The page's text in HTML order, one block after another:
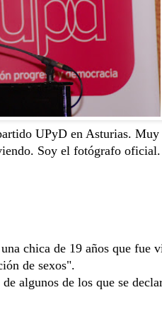
UPyD en Asturias.
Soy el fotógrafo oficial.
chica de 19 años que fue
de sexos".
algunos de los que se